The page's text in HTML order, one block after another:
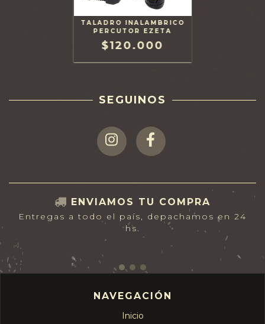
TALADRO INALAMBRICO
PERCUTOR EZETA
$120.000
SEGUINOS
ENVIAMOS TU COMPRA
Entregas a todo el país, depachamos en 24
hs.
NAVEGACIÓN
Inicio